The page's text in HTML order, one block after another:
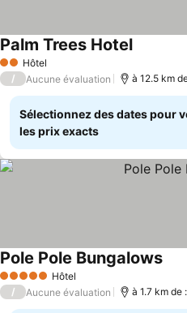
2 Étoiles
Hôtel
Palm Trees Hotel
/ Aucune évaluation à 12.5 km
Sélectionnez des dates pour
les prix exacts
5 Étoiles Hôtel
Pole Pole Bungalows
/ Aucune évaluation à 1.7 km